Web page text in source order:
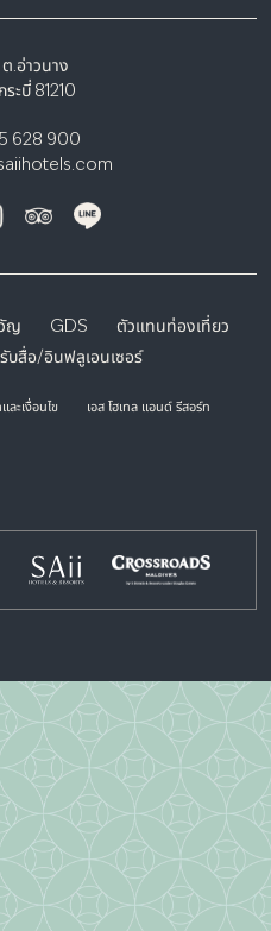
.อ่าวนาง
ระบี่ 81210
628 900
ญ GDS
ตัวแทนท่องเที่ยว
บสื่อ/อินฟลูเอนเซอร์
ละเงื่อนไข เอส โฮเทล แอนด์ รีสอร์ท